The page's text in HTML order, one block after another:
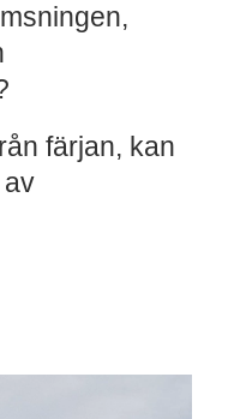
färjan, kan
av